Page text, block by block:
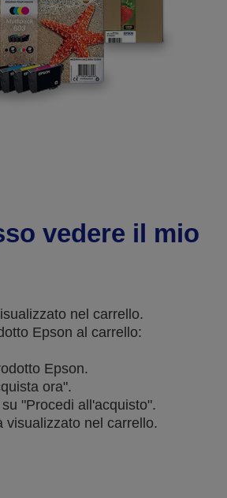
vedere il mio
nel carrello.
Epson al carrello:
Epson.
ora".
"Procedi all'acquisto".
visualizzato nel carrello.